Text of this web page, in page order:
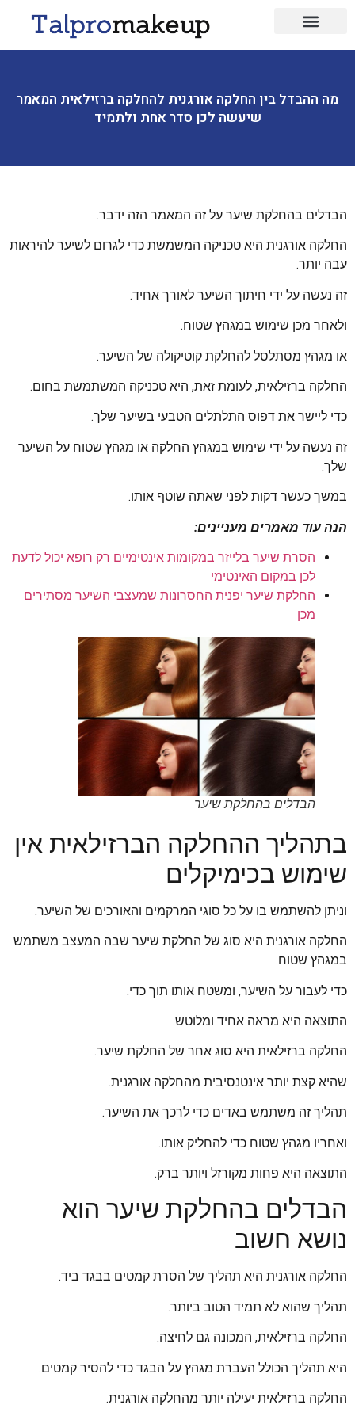
מה ההבדל בין החלקה אורגנית להחלקה ברזילאית המאמר
שיעשה לכן סדר אחת ולתמיד
הבדלים בהחלקת שיער על זה המאמר הזה ידבר.
החלקה אורגנית היא טכניקה המשמשת כדי לגרום לשיער להיראות
עבה יותר.
זה נעשה על ידי חיתוך השיער לאורך אחיד.
ולאחר מכן שימוש במגהץ שטוח.
או מגהץ מסתלסל להחלקת קוטיקולה של השיער.
החלקה ברזילאית, לעומת זאת, היא טכניקה המשתמשת בחום.
כדי ליישר את דפוס התלתלים הטבעי בשיער שלך.
זה נעשה על ידי שימוש במגהץ החלקה או מגהץ שטוח על השיער
שלך.
במשך כעשר דקות לפני שאתה שוטף אותו.
הנה עוד מאמרים מעניינים:
הסרת שיער בלייזר במקומות אינטימיים רק רופא יכול לדעת
לכן במקום האינטימי
החלקת שיער יפנית החסרונות שמעצבי השיער מסתירים
מכן
הבדלים בהחלקת שיער
בתהליך ההחלקה הברזילאית אין
שימוש בכימיקלים
וניתן להשתמש בו על כל סוגי המרקמים והאורכים של השיער.
החלקה אורגנית היא סוג של החלקת שיער שבה המעצב משתמש
במגהץ שטוח.
כדי לעבור על השיער, ומשטח אותו תוך כדי.
התוצאה היא מראה אחיד ומלוטש.
החלקה ברזילאית היא סוג אחר של החלקת שיער.
שהיא קצת יותר אינטנסיבית מהחלקה אורגנית.
תהליך זה משתמש באדים כדי לרכך את השיער.
ואחריו מגהץ שטוח כדי להחליק אותו.
התוצאה היא פחות מקורזל ויותר ברק.
הבדלים בהחלקת שיער הוא
נושא חשוב
החלקה אורגנית היא תהליך של הסרת קמטים בבגד ביד.
תהליך שהוא לא תמיד הטוב ביותר.
החלקה ברזילאית, המכונה גם לחיצה.
היא תהליך הכולל העברת מגהץ על הבגד כדי להסיר קמטים.
החלקה ברזילאית יעילה יותר מהחלקה אורגנית.